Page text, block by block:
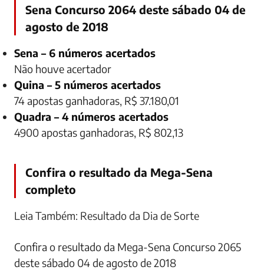
Sena Concurso 2064 deste sábado 04 de
agosto de 2018
Sena – 6 números acertados
Não houve acertador
Quina – 5 números acertados
74 apostas ganhadoras, R$ 37.180,01
Quadra – 4 números acertados
4900 apostas ganhadoras, R$ 802,13
Confira o resultado da Mega-Sena
completo
Leia Também: Resultado da Dia de Sorte
Confira o resultado da Mega-Sena Concurso 2065
deste sábado 04 de agosto de 2018